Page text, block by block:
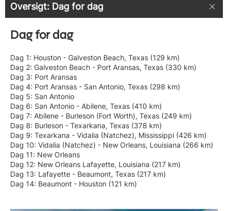
Oversigt: Dag for dag
Dag for dag
Dag 1: Houston - Galveston Beach, Texas (129 km)
Dag 2: Galveston Beach - Port Aransas, Texas (330 km)
Dag 3: Port Aransas
Dag 4: Port Aransas - San Antonio, Texas (298 km)
Dag 5: San Antonio
Dag 6: San Antonio - Abilene, Texas (410 km)
Dag 7: Abilene - Burleson (Fort Worth), Texas (249 km)
Dag 8: Burleson - Texarkana, Texas (378 km)
Dag 9: Texarkana - Vidalia (Natchez), Mississippi (426 km)
Dag 10: Vidalia (Natchez) - New Orleans, Louisiana (266 km)
Dag 11: New Orleans
Dag 12: New Orleans Lafayette, Louisiana (217 km)
Dag 13: Lafayette - Beaumont, Texas (217 km)
Dag 14: Beaumont - Houston (121 km)